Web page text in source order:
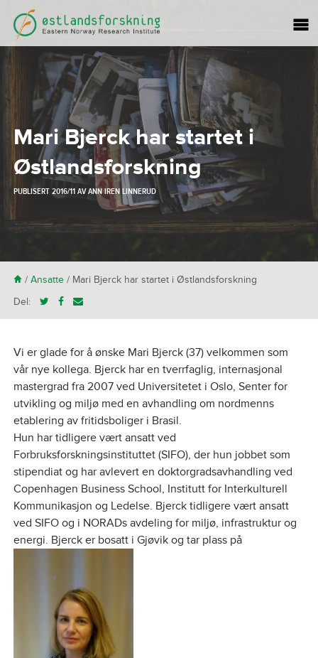
Mari Bjerck har startet i
Østlandsforskning
PUBLISERT2016/11AVANN IREN LINNERUD
H/ Ansatte/ Mari Bjerck har startet i Østlandsforskning
Del:
Vi er glade for å ønske Mari Bjerck (37) velkommen som
vår nye kollega. Bjerck har en tverrfaglig, internasjonal
mastergrad fra 2007 ved Universitetet i Oslo, Senter for
utvikling og miljø med en avhandling om nordmenns
etablering av fritidsboliger i Brasil.
Hun har tidligere vært ansatt ved
Forbruksforskningsinstituttet (SIFO), der hun jobbet som
stipendiat og har avlevert en doktorgradsavhandling ved
Copenhagen Business School, Institutt for Interkulturell
Kommunikasjon og Ledelse. Bjerck tidligere vært ansatt
ved SIFO og i NORADs avdeling for miljø, infrastruktur og
energi. Bjerck er bosatt i Gjøvik og tar plass på